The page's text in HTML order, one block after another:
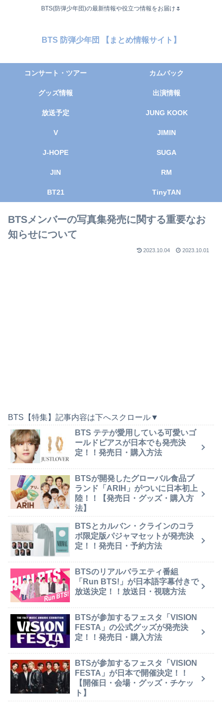
BTS(防弾少年団)の最新情報や役立つ情報をお届け🌷
BTS 防弾少年団 【まとめ情報サイト】
コンサート・ツアー カムバック
グッズ情報 出演情報
放送予定 JUNG KOOK
V JIMIN
J-HOPE SUGA
JIN RM
BT21 TinyTAN
BTSメンバーの写真集発売に関する重要なお
知らせについて
2023.10.04 2023.10.01
BTS【特集】記事内容は下へスクロール▼
BTS テテが愛用している可愛いゴ
ールドピアスが日本でも発売決
定！！発売日・購入方法
BTSが開発したグローバル食品ブ
ランド「ARIH」がついに日本初上
陸！！【発売日・グッズ・購入方
法】
BTSとカルバン・クラインのコラ
ボ限定版パジャマセットが発売決
定！！発売日・予約方法
BTSのリアルバラエティ番組
「Run BTS!」が日本語字幕付きで
放送決定！！放送日・視聴方法
BTSが参加するフェスタ「VISION
FESTA」の公式グッズが発売決
定！！発売日・購入方法
BTSが参加するフェスタ「VISION
FESTA」が日本で開催決定！！
【開催日・会場・グッズ・チケッ
ト】